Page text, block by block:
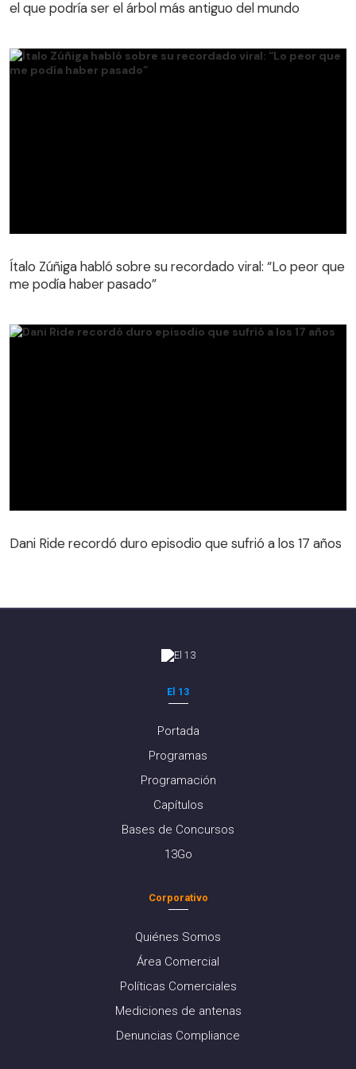
el que podría ser el árbol más antiguo del mundo
Ítalo Zúñiga habló sobre su recordado viral: “Lo peor que
me podía haber pasado”
Dani Ride recordó duro episodio que sufrió a los 17 años
El 13
Portada
Programas
Programación
Capítulos
Bases de Concursos
13Go
Corporativo
Quiénes Somos
Área Comercial
Políticas Comerciales
Mediciones de antenas
Denuncias Compliance